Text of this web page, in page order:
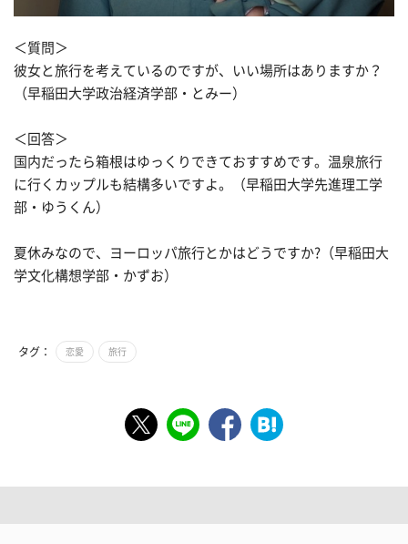
＜質問＞
彼女と旅行を考えているのですが、いい場所はありますか？
（早稲田大学政治経済学部・とみー）
＜回答＞
国内だったら箱根はゆっくりできておすすめです。温泉旅行
に行くカップルも結構多いですよ。（早稲田大学先進理工学
部・ゆうくん）
夏休みなので、ヨーロッパ旅行とかはどうですか?（早稲田大
学文化構想学部・かずお）
タグ： 恋愛 旅行